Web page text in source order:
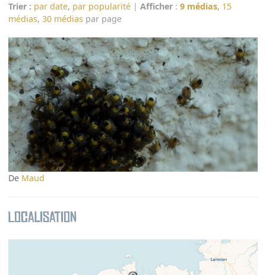
Trier : par date, par popularité |Afficher :9 médias, 15
médias,30 médias par page
De Maud
Localisation